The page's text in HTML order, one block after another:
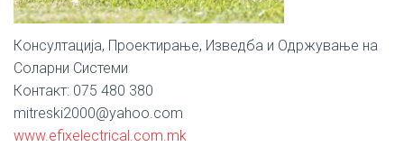
Консултација, Проектирање, Изведба и Одржување на
Соларни Системи
Контакт: 075 480 380
mitreski2000@yahoo.com
www.efixelectrical.com.mk